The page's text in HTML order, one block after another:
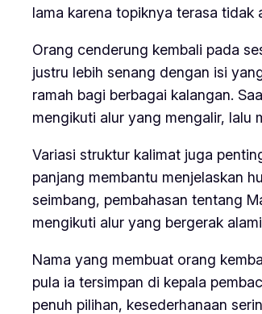
lama karena topiknya terasa tidak
Orang cenderung kembali pada
justru lebih senang dengan isi
ramah bagi berbagai kalangan.
mengikuti alur yang mengalir, lalu
Variasi struktur kalimat juga
panjang membantu menjelaskan
seimbang, pembahasan tentang
mengikuti alur yang bergerak
Nama yang membuat orang
pula ia tersimpan di kepala
penuh pilihan, kesederhanaan